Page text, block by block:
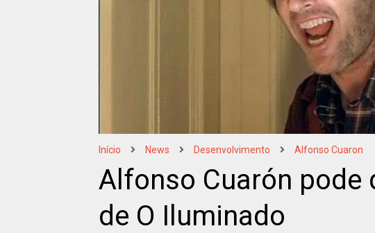
Início News Desenvolvimento Alfonso Cuaron
Alfonso Cuarón pode
de O Iluminado